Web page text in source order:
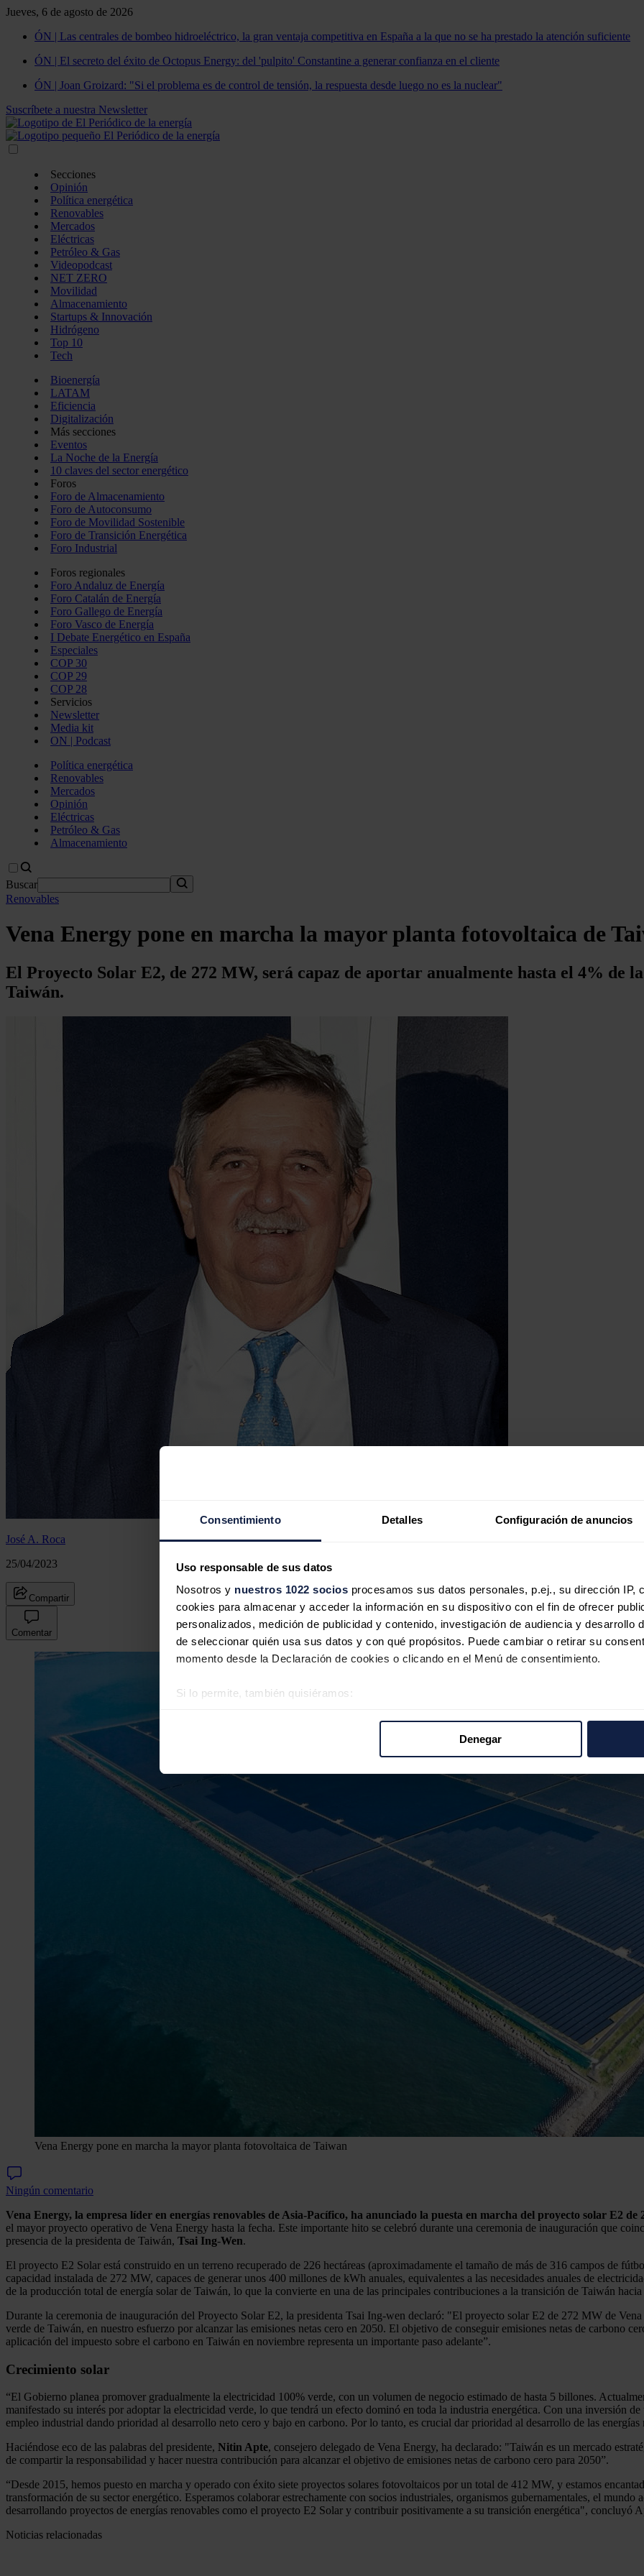
Consentimiento Detalles Configuración de anuncios
Uso responsable de sus datos
Nosotros y nuestros 1022 socios procesamos sus datos personales, p.ej., su dirección IP,
cookies para almacenar y acceder la información en su dispositivo con el fin de ofrecer
personalizados, medición de publicidad y contenido, investigación de audiencia y desarrollo
de seleccionar quién usa sus datos y con qué propósitos. Puede cambiar o retirar su
momento desde la Declaración de cookies o clicando en el Menú de consentimiento.
Si lo permite, también quisiéramos:
Las cookies de este sitio web se usan para personalizar el contenido y los anuncios,
y analizar el tráfico. Además, compartimos información sobre el uso que haga del sitio web
redes sociales, publicidad y análisis web, quienes pueden combinarla con otra información
que hayan recopilado a partir del uso que haya hecho de sus servicios.
Denegar
Jueves, 6 de agosto de 2026
ÓN | Las centrales de bombeo hidroeléctrico, la gran ventaja competitiva en España a la que no se ha prestado la atención suficiente
ÓN | El secreto del éxito de Octopus Energy: del 'pulpito' Constantine a generar confianza en el cliente
ÓN | Joan Groizard: "Si el problema es de control de tensión, la respuesta desde luego no es la nuclear"
Suscríbete a nuestra Newsletter
Secciones
Opinión
Política energética
Renovables
Mercados
Eléctricas
Petróleo & Gas
Videopodcast
NET ZERO
Movilidad
Almacenamiento
Startups & Innovación
Hidrógeno
Top 10
Tech
Bioenergía
LATAM
Eficiencia
Digitalización
Más secciones
Eventos
La Noche de la Energía
10 claves del sector energético
Foros
Foro de Almacenamiento
Foro de Autoconsumo
Foro de Movilidad Sostenible
Foro de Transición Energética
Foro Industrial
Foros regionales
Foro Andaluz de Energía
Foro Catalán de Energía
Foro Gallego de Energía
Foro Vasco de Energía
I Debate Energético en España
Especiales
COP 30
COP 29
COP 28
Servicios
Newsletter
Media kit
ON | Podcast
Política energética
Renovables
Mercados
Opinión
Eléctricas
Petróleo & Gas
Almacenamiento
Buscar
Renovables
Vena Energy pone en marcha la mayor planta fotovoltaica de
El Proyecto Solar E2, de 272 MW, será capaz de aportar anualmente hasta el 4% de
Taiwán.
José A. Roca
25/04/2023
Compartir
Comentar
Vena Energy pone en marcha la mayor planta fotovoltaica de Taiwan
Ningún comentario
Vena Energy, la empresa líder en energías renovables de Asia-Pacífico, ha anunciado la puesta en marcha del proyecto solar E2
el mayor proyecto operativo de Vena Energy hasta la fecha. Este importante hito se celebró durante una ceremonia de inauguración que
presencia de la presidenta de Taiwán, Tsai Ing-Wen.
El proyecto E2 Solar está construido en un terreno recuperado de 226 hectáreas (aproximadamente el tamaño de más de 316 campos de
capacidad instalada de 272 MW, capaces de generar unos 400 millones de kWh anuales, equivalentes a las necesidades anuales de
de la producción total de energía solar de Taiwán, lo que la convierte en una de las principales contribuciones a la transición de Taiwán
Durante la ceremonia de inauguración del Proyecto Solar E2, la presidenta Tsai Ing-wen declaró: "El proyecto solar E2 de 272 MW de
verde de Taiwán, en nuestro esfuerzo por alcanzar las emisiones netas cero en 2050. El objetivo de conseguir emisiones netas de carbono
aplicación del impuesto sobre el carbono en Taiwán en noviembre representa un importante paso adelante”.
Crecimiento solar
“El Gobierno planea promover gradualmente la electricidad 100% verde, con un volumen de negocio estimado de hasta 5 billones.
manifestado su interés por adoptar la electricidad verde, lo que tendrá un efecto dominó en toda la industria energética. Con una inversión
empleo industrial dando prioridad al desarrollo neto cero y bajo en carbono. Por lo tanto, es crucial dar prioridad al desarrollo de las
Haciéndose eco de las palabras del presidente, Nitin Apte, consejero delegado de Vena Energy, ha declarado: "Taiwán es un mercado
de compartir la responsabilidad y hacer nuestra contribución para alcanzar el objetivo de emisiones netas de carbono cero para 2050”.
“Desde 2015, hemos puesto en marcha y operado con éxito siete proyectos solares fotovoltaicos por un total de 412 MW, y estamos
transformación de su sector energético. Esperamos colaborar estrechamente con socios industriales, organismos gubernamentales, el
desarrollando proyectos de energías renovables como el proyecto E2 Solar y contribuir positivamente a su transición energética", concluyó
Noticias relacionadas